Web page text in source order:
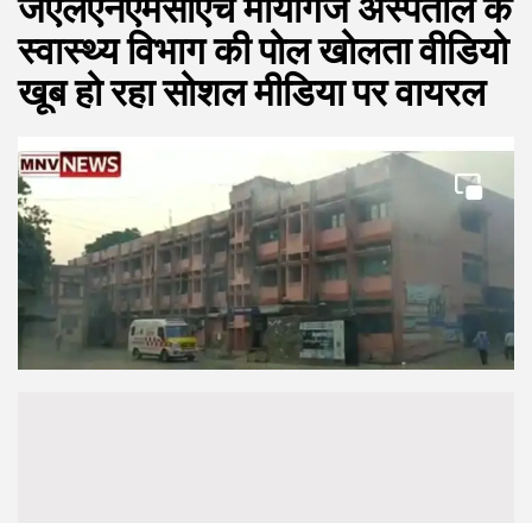
जेएलएनएमसीएच मायागंज अस्पताल के
स्वास्थ्य विभाग की पोल खोलता वीडियो
खूब हो रहा सोशल मीडिया पर वायरल